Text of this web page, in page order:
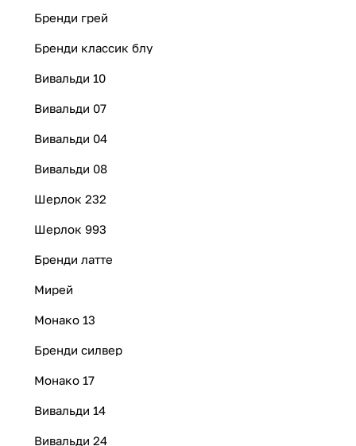
Бренди грей
Бренди классик блу
Вивальди 10
Вивальди 07
Вивальди 04
Вивальди 08
Шерлок 232
Шерлок 993
Бренди латте
Мирей
Монако 13
Бренди силвер
Монако 17
Вивальди 14
Вивальди 24